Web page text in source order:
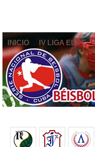
INICIO IV LIGA ELITE